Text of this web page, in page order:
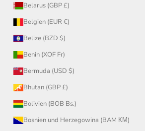
Belarus (GBP £)
Belgien (EUR €)
Belize (BZD $)
Benin (XOF Fr)
Bermuda (USD $)
Bhutan (GBP £)
Bolivien (BOB Bs.)
Bosnien und Herzegowina (BAM КМ)